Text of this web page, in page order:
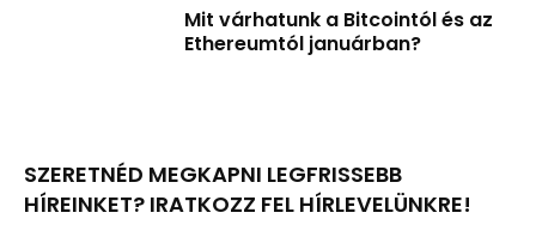
Mit várhatunk a Bitcointól és az
Ethereumtól januárban?
SZERETNÉD MEGKAPNI LEGFRISSEBB
HÍREINKET? IRATKOZZ FEL HÍRLEVELÜNKRE!